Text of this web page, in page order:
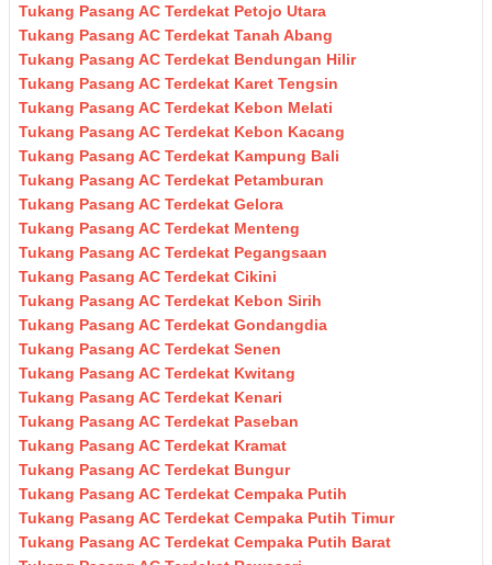
Tukang Pasang AC Terdekat Petojo Utara
Tukang Pasang AC Terdekat Tanah Abang
Tukang Pasang AC Terdekat Bendungan Hilir
Tukang Pasang AC Terdekat Karet Tengsin
Tukang Pasang AC Terdekat Kebon Melati
Tukang Pasang AC Terdekat Kebon Kacang
Tukang Pasang AC Terdekat Kampung Bali
Tukang Pasang AC Terdekat Petamburan
Tukang Pasang AC Terdekat Gelora
Tukang Pasang AC Terdekat Menteng
Tukang Pasang AC Terdekat Pegangsaan
Tukang Pasang AC Terdekat Cikini
Tukang Pasang AC Terdekat Kebon Sirih
Tukang Pasang AC Terdekat Gondangdia
Tukang Pasang AC Terdekat Senen
Tukang Pasang AC Terdekat Kwitang
Tukang Pasang AC Terdekat Kenari
Tukang Pasang AC Terdekat Paseban
Tukang Pasang AC Terdekat Kramat
Tukang Pasang AC Terdekat Bungur
Tukang Pasang AC Terdekat Cempaka Putih
Tukang Pasang AC Terdekat Cempaka Putih Timur
Tukang Pasang AC Terdekat Cempaka Putih Barat